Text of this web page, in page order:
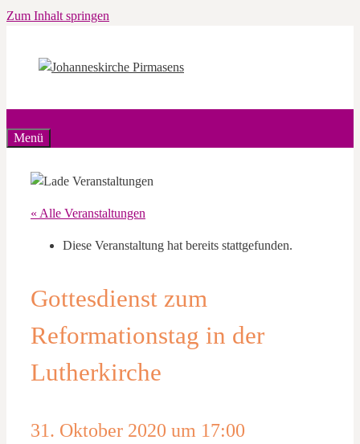
Zum Inhalt springen
Menü
« Alle Veranstaltungen
Diese Veranstaltung hat bereits stattgefunden.
Gottesdienst zum
Reformationstag in der
Lutherkirche
31. Oktober 2020 um 17:00